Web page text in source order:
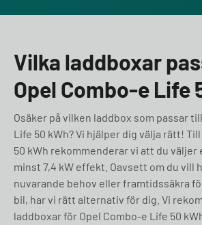
Vilka laddboxar
Opel Combo-e Life
Osäker på vilken laddbox som passar
Life 50 kWh? Vi hjälper dig välja rätt!
50 kWh rekommenderar vi att du väljer
minst 7,4 kW effekt. Oavsett om du vill
nuvarande behov eller framtidssäkra
bil, har vi rätt alternativ för dig. Vi
laddboxar för Opel Combo-e Life 50